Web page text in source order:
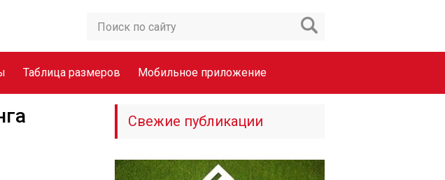
Таблица размеров Мобильное приложение
Свежие публикации